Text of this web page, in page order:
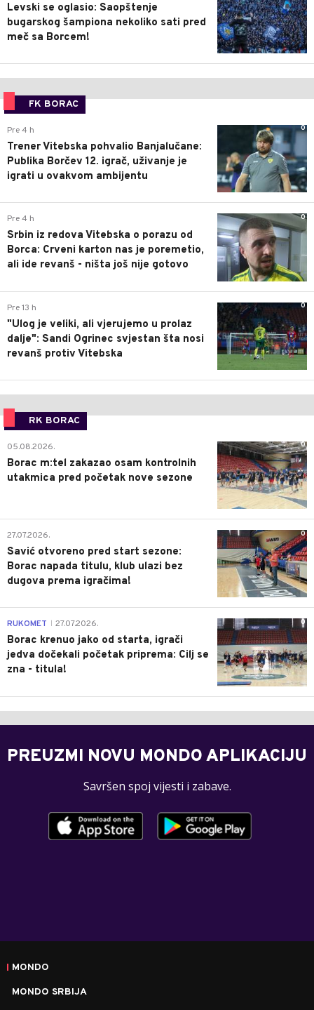
Levski se oglasio: Saopštenje
bugarskog šampiona nekoliko sati pred
meč sa Borcem!
FK BORAC
0
Pre 4 h
Trener Vitebska pohvalio Banjalučane:
Publika Borčev 12. igrač, uživanje je
igrati u ovakvom ambijentu
0
Pre 4 h
Srbin iz redova Vitebska o porazu od
Borca: Crveni karton nas je poremetio,
ali ide revanš - ništa još nije gotovo
0
Pre 13 h
"Ulog je veliki, ali vjerujemo u prolaz
dalje": Sandi Ogrinec svjestan šta nosi
revanš protiv Vitebska
RK BORAC
0
05.08.2026.
Borac m:tel zakazao osam kontrolnih
utakmica pred početak nove sezone
0
27.07.2026.
Savić otvoreno pred start sezone:
Borac napada titulu, klub ulazi bez
dugova prema igračima!
0
RUKOMET 27.07.2026.
Borac krenuo jako od starta, igrači
jedva dočekali početak priprema: Cilj se
zna - titula!
PREUZMI NOVU MONDO APLIKACIJU
Savršen spoj vijesti i zabave.
MONDO
MONDO SRBIJA